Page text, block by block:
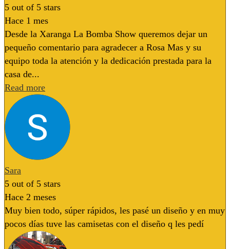
5 out of 5 stars
Hace 1 mes
Desde la Xaranga La Bomba Show queremos dejar un
pequeño comentario para agradecer a Rosa Mas y su
equipo toda la atención y la dedicación prestada para la
casa de...
Read more
Sara
5 out of 5 stars
Hace 2 meses
Muy bien todo, súper rápidos, les pasé un diseño y en muy
pocos días tuve las camisetas con el diseño q les pedí